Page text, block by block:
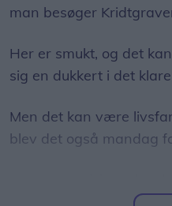
havde aldrig turdet
Christensen i en mail.
man besøger
Her er smukt, og det
sig en dukkert i det
Men det kan være
blev det også mandag
Ernst Bøgedal til at